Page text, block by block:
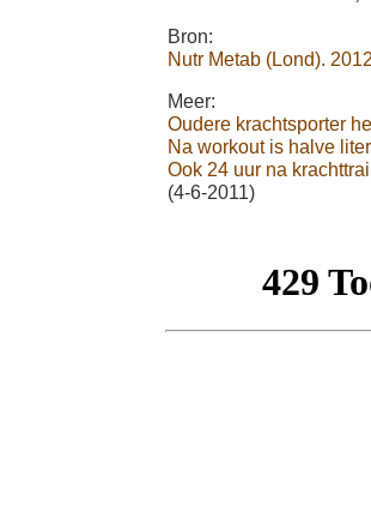
Bron:
Nutr Metab (Lond).
Meer:
Oudere krachtsporter
Na workout is halve
Ook 24 uur na
(4-6-2011)